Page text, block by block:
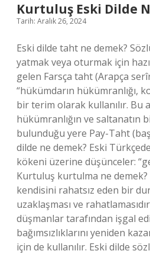
Kurtuluş Eski Dilde
Tarih: Aralık 26, 2024
Eski dilde taht ne demek?
yatmak veya oturmak için
gelen Farsça taht (Arapça
“hükümdarın hükümranlığı,
bir terim olarak kullanılır. Bu
hükümranlığın ve saltanatın
bulunduğu yere Pay-Taht
dilde ne demek? Eski
kökeni üzerine düşünceler:
Kurtuluş kurtulma ne
kendisini rahatsız eden bir
uzaklaşması ve
düşmanlar tarafından işgal
bağımsızlıklarını yeniden
için de kullanılır. Eski dilde